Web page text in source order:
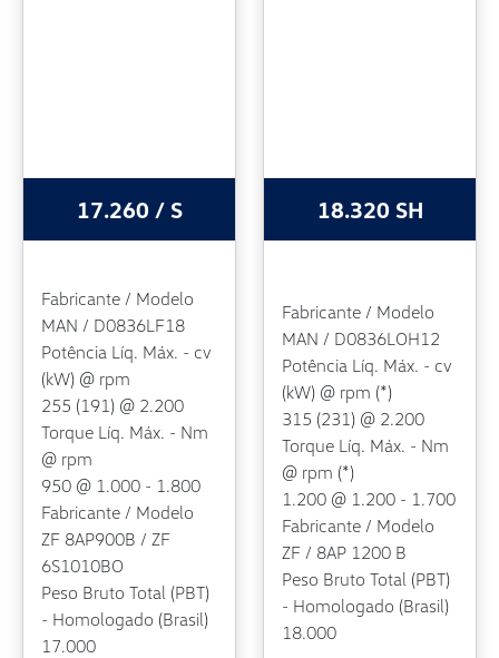
17.260 / S
Fabricante / Modelo
MAN / D0836LF18
Potência Líq. Máx. - cv
(kW) @ rpm
255 (191) @ 2.200
Torque Líq. Máx. - Nm
@ rpm
950 @ 1.000 - 1.800
Fabricante / Modelo
ZF 8AP900B / ZF
6S1010BO
Peso Bruto Total (PBT)
- Homologado (Brasil)
17.000
18.320 SH
Fabricante / Modelo
MAN / D0836LOH12
Potência Líq. Máx. - cv
(kW) @ rpm (*)
315 (231) @ 2.200
Torque Líq. Máx. - Nm
@ rpm (*)
1.200 @ 1.200 - 1.700
Fabricante / Modelo
ZF / 8AP 1200 B
Peso Bruto Total (PBT)
- Homologado (Brasil)
18.000